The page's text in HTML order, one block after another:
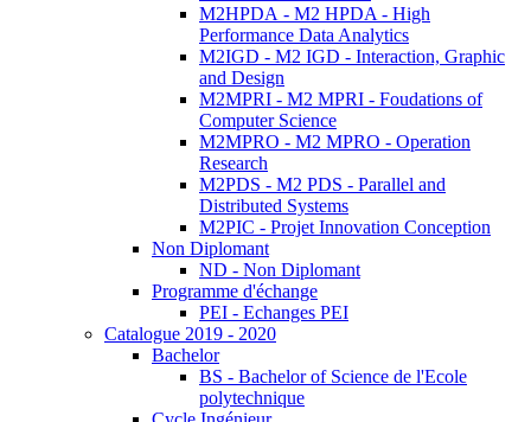
M2HPDA - M2 HPDA - High
Performance Data Analytics
M2IGD - M2 IGD - Interaction, Graphic
and Design
M2MPRI - M2 MPRI - Foudations of
Computer Science
M2MPRO - M2 MPRO - Operation
Research
M2PDS - M2 PDS - Parallel and
Distributed Systems
M2PIC - Projet Innovation Conception
Non Diplomant
ND - Non Diplomant
Programme d'échange
PEI - Echanges PEI
Catalogue 2019 - 2020
Bachelor
BS - Bachelor of Science de l'Ecole
polytechnique